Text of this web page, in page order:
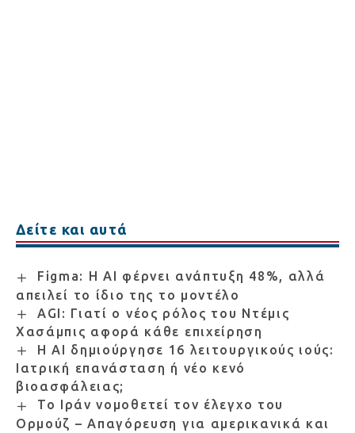
Δείτε και αυτά
Figma: Η AI φέρνει ανάπτυξη 48%, αλλά
απειλεί το ίδιο της το μοντέλο
AGI: Γιατί ο νέος ρόλος του Ντέμις
Χασάμπις αφορά κάθε επιχείρηση
Η AI δημιούργησε 16 λειτουργικούς ιούς:
Ιατρική επανάσταση ή νέο κενό
βιοασφάλειας;
Το Ιράν νομοθετεί τον έλεγχο του
Ορμούζ – Απαγόρευση για αμερικανικά και